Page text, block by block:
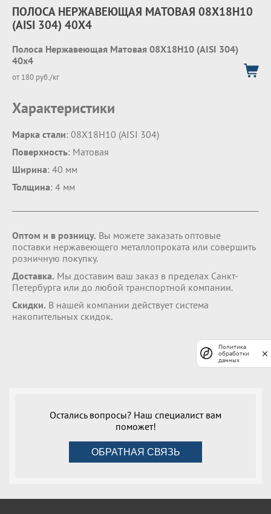
ПОЛОСА НЕРЖАВЕЮЩАЯ МАТОВАЯ 08Х18Н10
(AISI 304) 40Х4
Полоса Нержавеющая Матовая 08Х18Н10 (AISI 304)
40х4
от 180 руб./кг
Характеристики
Марка стали: 08Х18Н10 (AISI 304)
Поверхность: Матовая
Ширина: 40 мм
Толщина: 4 мм
Оптом и в розницу. Вы можете заказать оптовые
поставки нержавеющего металлопроката или совершить
розничную покупку.
Доставка. Мы доставим ваш заказ в пределах Санкт-
Петербурга или до любой транспортной компании.
Скидки. В нашей компании действует система
накопительных скидок.
Остались вопросы? Наш специалист вам
поможет!
ОБРАТНАЯ СВЯЗЬ
Политика
обработки
данных